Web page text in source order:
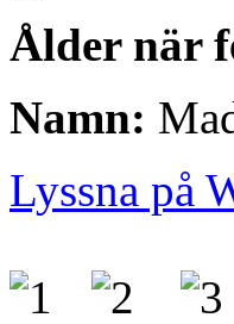
Ålder när
Namn:
Lyssna på